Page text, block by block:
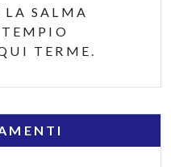
SALMA
TERME.